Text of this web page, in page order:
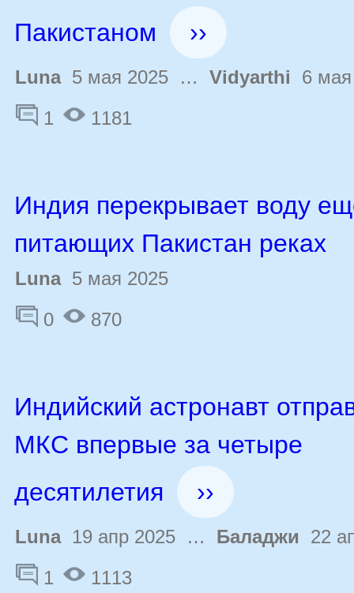
Пакистаном
››
Luna5 мая 2025 … Vidyarthi 6
1
1181
Индия перекрывает воду
питающих Пакистан реках
Luna5 мая 2025
0
870
Индийский астронавт
МКС впервые за четыре
десятилетия
››
Luna19 апр 2025 … Баладжи 22
1
1113